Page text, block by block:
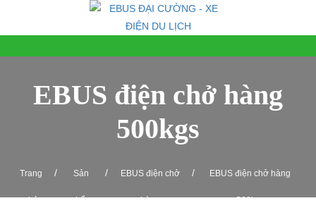
EBUS điện chở hàng
500kgs
Trang
chủ
/ Sản
phẩm
/ EBUS điện chở
hàng
/ EBUS điện chở hàng
500kgs